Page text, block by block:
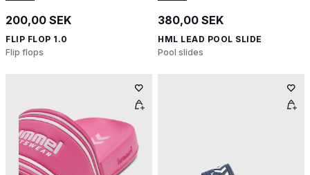
200,00 SEK
FLIP FLOP 1.0
Flip flops
380,00 SEK
HML LEAD POOL SLIDE
Pool slides